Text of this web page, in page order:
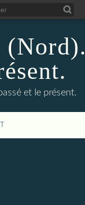
et le présent.